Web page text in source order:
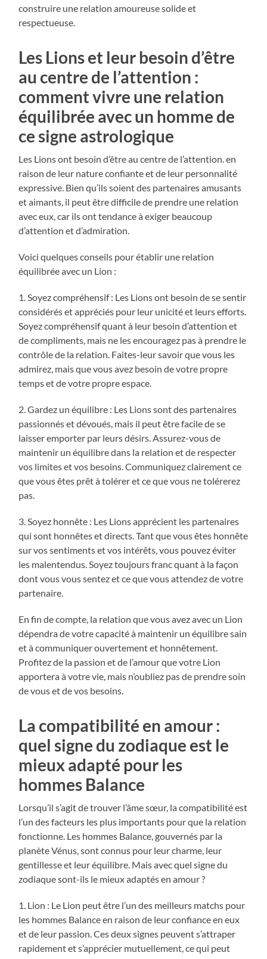
construire une relation amoureuse solide et
respectueuse.
Les Lions et leur besoin d’être
au centre de l’attention :
comment vivre une relation
équilibrée avec un homme de
ce signe astrologique
Les Lions ont besoin d’être au centre de l’attention. en
raison de leur nature confiante et de leur personnalité
expressive. Bien qu’ils soient des partenaires amusants
et aimants, il peut être difficile de prendre une relation
avec eux, car ils ont tendance à exiger beaucoup
d’attention et d’admiration.
Voici quelques conseils pour établir une relation
équilibrée avec un Lion :
1. Soyez compréhensif : Les Lions ont besoin de se sentir
considérés et appréciés pour leur unicité et leurs efforts.
Soyez compréhensif quant à leur besoin d’attention et
de compliments, mais ne les encouragez pas à prendre le
contrôle de la relation. Faites-leur savoir que vous les
admirez, mais que vous avez besoin de votre propre
temps et de votre propre espace.
2. Gardez un équilibre : Les Lions sont des partenaires
passionnés et dévoués, mais il peut être facile de se
laisser emporter par leurs désirs. Assurez-vous de
maintenir un équilibre dans la relation et de respecter
vos limites et vos besoins. Communiquez clairement ce
que vous êtes prêt à tolérer et ce que vous ne tolérerez
pas.
3. Soyez honnête : Les Lions apprécient les partenaires
qui sont honnêtes et directs. Tant que vous êtes honnête
sur vos sentiments et vos intérêts, vous pouvez éviter
les malentendus. Soyez toujours franc quant à la façon
dont vous vous sentez et ce que vous attendez de votre
partenaire.
En fin de compte, la relation que vous avez avec un Lion
dépendra de votre capacité à maintenir un équilibre sain
et à communiquer ouvertement et honnêtement.
Profitez de la passion et de l’amour que votre Lion
apportera à votre vie, mais n’oubliez pas de prendre soin
de vous et de vos besoins.
La compatibilité en amour :
quel signe du zodiaque est le
mieux adapté pour les
hommes Balance
Lorsqu’il s’agit de trouver l’âme sœur, la compatibilité est
l’un des facteurs les plus importants pour que la relation
fonctionne. Les hommes Balance, gouvernés par la
planète Vénus, sont connus pour leur charme, leur
gentillesse et leur équilibre. Mais avec quel signe du
zodiaque sont-ils le mieux adaptés en amour ?
1. Lion : Le Lion peut être l’un des meilleurs matchs pour
les hommes Balance en raison de leur confiance en eux
et de leur passion. Ces deux signes peuvent s’attraper
rapidement et s’apprécier mutuellement, ce qui peut